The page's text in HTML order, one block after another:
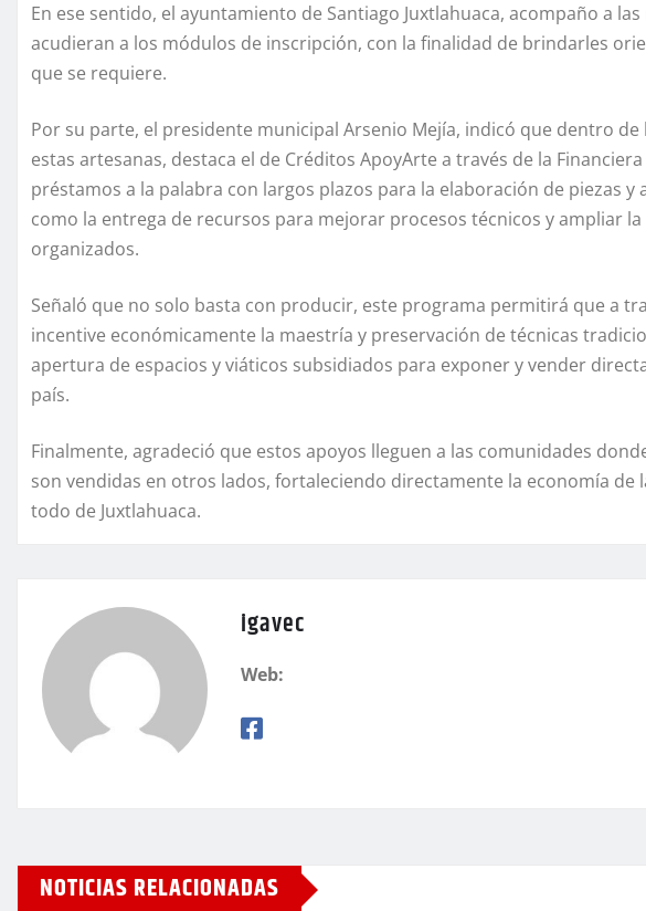
En ese sentido, el ayuntamiento de Santiago Juxtlahuaca, acompaño a
acudieran a los módulos de inscripción, con la finalidad de brindarles
que se requiere.
Por su parte, el presidente municipal Arsenio Mejía, indicó que dentro
estas artesanas, destaca el de Créditos ApoyArte a través de la
préstamos a la palabra con largos plazos para la elaboración de piezas
como la entrega de recursos para mejorar procesos técnicos y ampliar
organizados.
Señaló que no solo basta con producir, este programa permitirá que a
incentive económicamente la maestría y preservación de técnicas
apertura de espacios y viáticos subsidiados para exponer y vender
país.
Finalmente, agradeció que estos apoyos lleguen a las comunidades
son vendidas en otros lados, fortaleciendo directamente la economía de
todo de Juxtlahuaca.
igavec
Web:
NOTICIAS RELACIONADAS